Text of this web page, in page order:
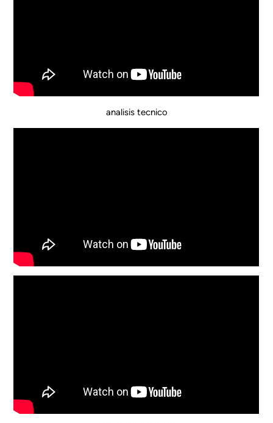
analisis tecnico